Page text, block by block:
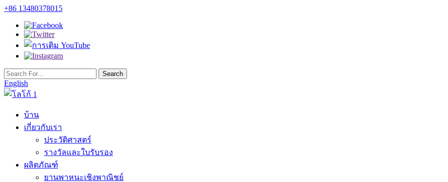
+86 13480378015
English
บ้าน
เกี่ยวกับเรา
ประวัติศาสตร์
รางวัลและใบรับรอง
ผลิตภัณฑ์
ยานพาหนะเชิงพาณิชย์